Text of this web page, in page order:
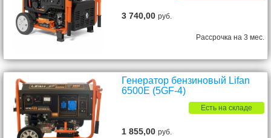
3 740,00руб.
Рассрочка на 3 мес.
Генератор бензиновый Lifan
6500E (5GF-4)
Есть на складе
1 855,00руб.